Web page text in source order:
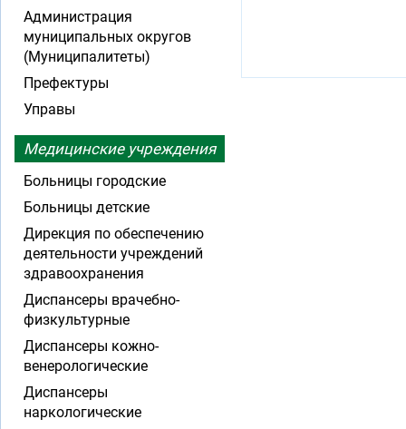
Администрация
муниципальных округов
(Муниципалитеты)
Префектуры
Управы
Медицинские учреждения
Больницы городские
Больницы детские
Дирекция по обеспечению
деятельности учреждений
здравоохранения
Диспансеры врачебно-
физкультурные
Диспансеры кожно-
венерологические
Диспансеры
наркологические